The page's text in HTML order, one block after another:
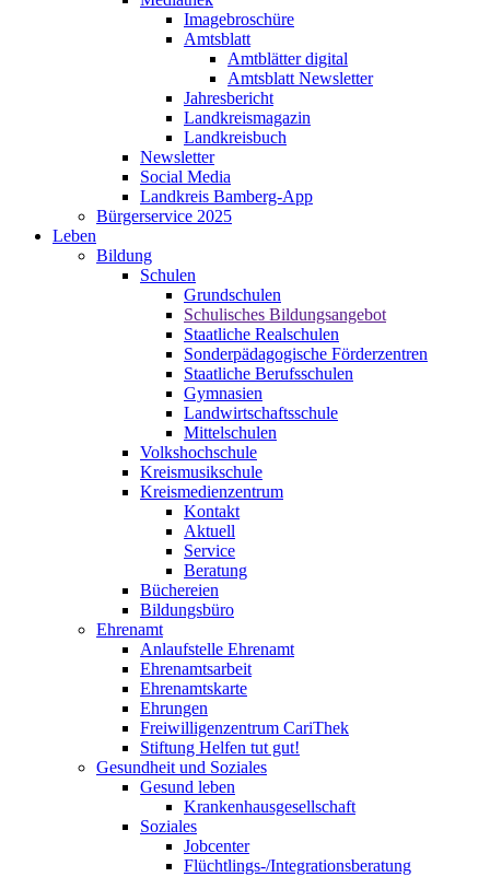
Imagebroschüre
Amtsblatt
Amtblätter digital
Amtsblatt Newsletter
Jahresbericht
Landkreismagazin
Landkreisbuch
Newsletter
Social Media
Landkreis Bamberg-App
Bürgerservice 2025
Leben
Bildung
Schulen
Grundschulen
Schulisches Bildungsangebot
Staatliche Realschulen
Sonderpädagogische Förderzentren
Staatliche Berufsschulen
Gymnasien
Landwirtschaftsschule
Mittelschulen
Volkshochschule
Kreismusikschule
Kreismedienzentrum
Kontakt
Aktuell
Service
Beratung
Büchereien
Bildungsbüro
Ehrenamt
Anlaufstelle Ehrenamt
Ehrenamtsarbeit
Ehrenamtskarte
Ehrungen
Freiwilligenzentrum CariThek
Stiftung Helfen tut gut!
Gesundheit und Soziales
Gesund leben
Krankenhausgesellschaft
Soziales
Jobcenter
Flüchtlings-/Integrationsberatung